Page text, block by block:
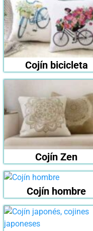
Cojín bicicleta
Cojín Zen
Cojín hombre